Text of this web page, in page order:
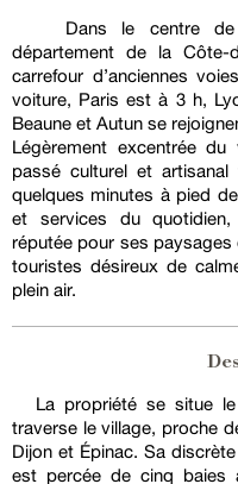
Dans le centre
département de la Côte-
carrefour d’anciennes
voiture, Paris est à 3 h,
Beaune et Autun se
Légèrement excentrée
passé culturel et artisanal
quelques minutes à pied
et services du
réputée pour ses
touristes désireux de
plein air.
La propriété se situe
traverse le village, proche
Dijon et Épinac. Sa
est percée de cinq baies